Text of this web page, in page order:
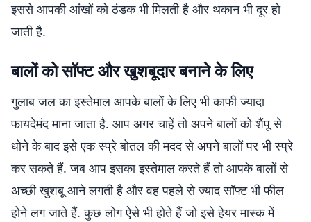
इससे आपकी आंखों को ठंडक भी मिलती है और थकान भी दूर हो
जाती है.
बालों को सॉफ्ट और खुशबूदार बनाने के लिए
गुलाब जल का इस्तेमाल आपके बालों के लिए भी काफी ज्यादा
फायदेमंद माना जाता है. आप अगर चाहें तो अपने बालों को शैंपू से
धोने के बाद इसे एक स्प्रे बोतल की मदद से अपने बालों पर भी स्प्रे
कर सकते हैं. जब आप इसका इस्तेमाल करते हैं तो आपके बालों से
अच्छी खुशबू आने लगती है और वह पहले से ज्याद सॉफ्ट भी फील
होने लग जाते हैं. कुछ लोग ऐसे भी होते हैं जो इसे हेयर मास्क में